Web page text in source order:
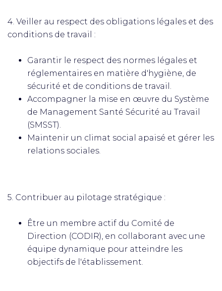
4. Veiller au respect des obligations légales et des
conditions de travail :
Garantir le respect des normes légales et
réglementaires en matière d'hygiène, de
sécurité et de conditions de travail.
Accompagner la mise en œuvre du Système
de Management Santé Sécurité au Travail
(SMSST).
Maintenir un climat social apaisé et gérer les
relations sociales.
5. Contribuer au pilotage stratégique :
Être un membre actif du Comité de
Direction (CODIR), en collaborant avec une
équipe dynamique pour atteindre les
objectifs de l'établissement.